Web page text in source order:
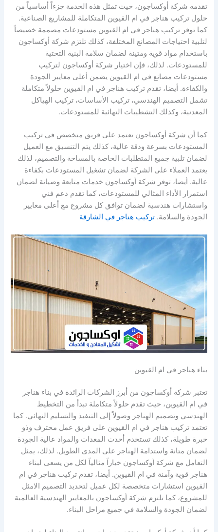
تقدمه شركة أوكساجون، حيث تمثل هذه الخدمة جزءاً أساسياً من
حلول تركيب هناجر في ام القيوين المتكاملة للمشاريع الصناعية.
كما توفر تركيب هناجر في ام القيوين مستودعات مصممة خصيصاً
لتلبية احتياجات المصانع المختلفة، كذلك تلتزم شركة أوكساجون
باستخدام مواد قوية ومتينة لضمان سلامة البنية التحتية
للمستودعات. لذلك، فإن اختيار شركة أوكساجون لتركيب
مستودعات مصانع في ام القيوين يضمن أعلى معايير الجودة
والكفاءة. أيضا، تقدم تركيب هناجر في ام القيوين حلولاً متكاملة
تشمل التصميم الهندسي، تركيب الأساسات، تركيب الهياكل
المعدنية، وكذلك التشطيبات النهائية للمستودعات.
كما أن شركة أوكساجون تعتمد على فريق متخصص في تركيب
المستودعات بسرعة ودقة عالية، كذلك يتم التنسيق مع العميل
لضمان تلبية جميع المتطلبات الخاصة بالمساحة والتصميم، لذلك
يعتمد العملاء على الشركة لضمان تشغيل المستودعات بكفاءة
عالية. أيضا، توفر شركة أوكساجون خدمات متابعة وصيانة لضمان
استمرار الأداء المثالي للمستودعات، كما تقدم دعم فني
واستشارات هندسية لضمان توافق كل مشروع مع أعلى معايير
الجودة والسلامة.تركيب هناجر في الشارقة
بناء هناجر في ام القيوين
تعتبر شركة أوكساجون من أبرز الشركات الرائدة في بناء هناجر
في ام القيوين، حيث تقدم حلولاً متكاملة تبدأ من التخطيط
الهندسي وتصميم الهناجر وصولاً إلى التنفيذ والتسليم النهائي. كما
تعتمد تركيب هناجر في ام القيوين على فريق عمل محترف وذو
خبرة طويلة، كذلك تستخدم أحدث المعدات والمواد عالية الجودة
لضمان متانة واستدامة الهناجر على المدى الطويل. لذلك، يمثل
التعامل مع شركة أوكساجون خياراً مثالياً لكل من يسعى لبناء
هناجر قوية وآمنة في ام القيوين. أيضا، تقدم تركيب هناجر في ام
القيوين استشارات متخصصة لكل عميل لتحديد التصميم الامثل
للمشروع، كما تلتزم شركة أوكساجون بالمعايير الهندسية العالمية
لضمان الجودة والسلامة في جميع مراحل البناء.